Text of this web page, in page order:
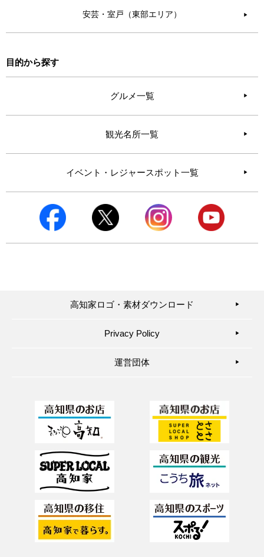
安芸・室戸（東部エリア） ▶︎
目的から探す
グルメ一覧
観光名所一覧
イベント・レジャースポット一覧
高知家ロゴ・素材ダウンロード ▶︎
Privacy Policy ▶︎
運営団体 ▶︎